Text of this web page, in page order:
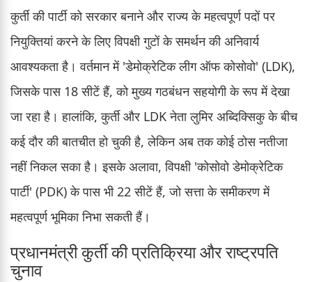
कुर्ती की पार्टी को सरकार बनाने और राज्य के महत्वपूर्ण पदों पर
नियुक्तियां करने के लिए विपक्षी गुटों के समर्थन की अनिवार्य
आवश्यकता है। वर्तमान में 'डेमोक्रेटिक लीग ऑफ कोसोवो' (LDK),
जिसके पास 18 सीटें हैं, को मुख्य गठबंधन सहयोगी के रूप में देखा
जा रहा है। हालांकि, कुर्ती और LDK नेता लुमिर अब्दिक्सिकु के बीच
कई दौर की बातचीत हो चुकी है, लेकिन अब तक कोई ठोस नतीजा
नहीं निकल सका है। इसके अलावा, विपक्षी 'कोसोवो डेमोक्रेटिक
पार्टी' (PDK) के पास भी 22 सीटें हैं, जो सत्ता के समीकरण में
महत्वपूर्ण भूमिका निभा सकती हैं।
प्रधानमंत्री कुर्ती की प्रतिक्रिया और राष्ट्रपति
चुनाव